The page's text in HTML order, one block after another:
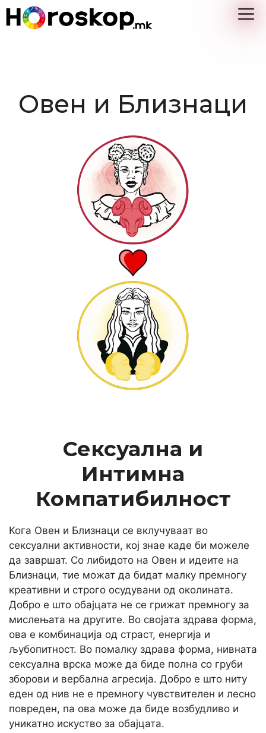
Skip
Овен и Близнаци
Сексуална и
Интимна
Компатибилност
Кога Овен и Близнаци се вклучуваат во
сексуални активности, кој знае каде би можеле
да завршат. Со либидото на Овен и идеите на
Близнаци, тие можат да бидат малку премногу
креативни и строго осудувани од околината.
Добро е што обајцата не се грижат премногу за
мислењата на другите. Во својата здрава форма,
ова е комбинација од страст, енергија и
љубопитност. Во помалку здрава форма, нивната
сексуална врска може да биде полна со груби
зборови и вербална агресија. Добро е што ниту
еден од нив не е премногу чувствителен и лесно
повреден, па ова може да биде возбудливо и
уникатно искуство за обајцата.